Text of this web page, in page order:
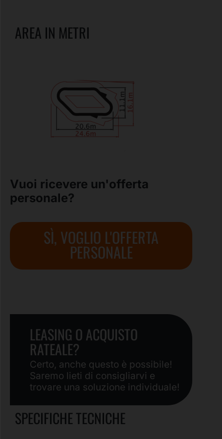
AREA IN METRI
Vuoi ricevere un'offerta
personale?
SÌ, VOGLIO L'OFFERTA
PERSONALE
LEASING O ACQUISTO
RATEALE?
Certo, anche questo è possibile!
Saremo lieti di consigliarvi e
trovare una soluzione individuale!
SPECIFICHE TECNICHE